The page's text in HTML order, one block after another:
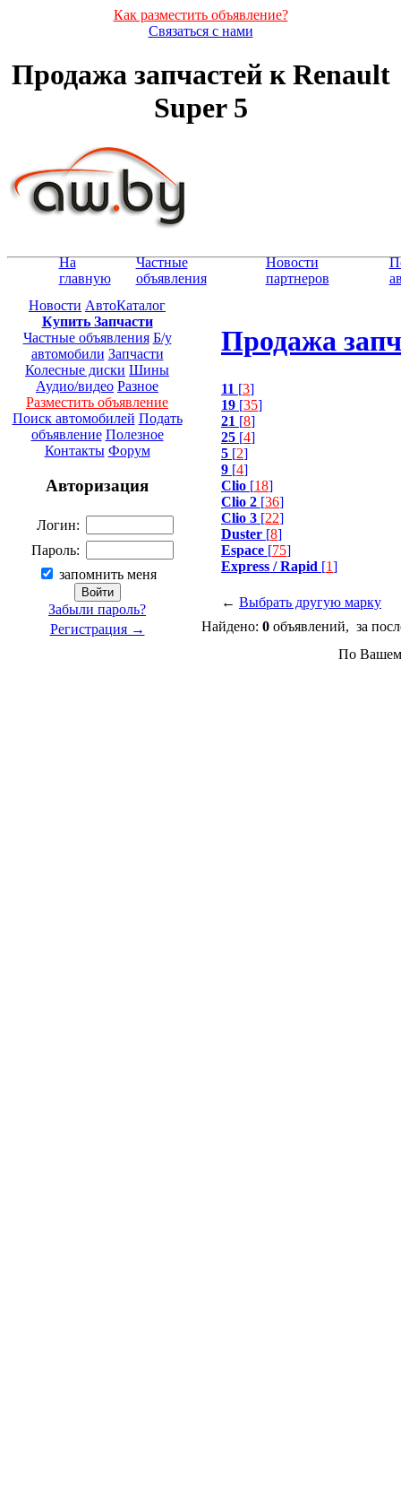
Как разместить объявление?
Связаться с нами
Продажа запчастей к Renault
Super 5
На
главную
Частные
объявления
Новости
партнеров
Новости АвтоКаталог
Купить Запчасти
Частные объявления Б/у
автомобили Запчасти
Колесные диски Шины
Аудио/видео Разное
Разместить объявление
Поиск автомобилей Подать
объявление Полезное
Контакты Форум
Авторизация
Логин:
Пароль:
запомнить меня
Забыли пароль?
Регистрация →
Продажа
11 [3]
19 [35]
21 [8]
25 [4]
5 [2]
9 [4]
Clio [18]
Clio 2 [36]
Clio 3 [22]
Duster [8]
Espace [75]
Express / Rapid [1]
← Выбрать другую марку
Найдено: 0объявлений, за
По